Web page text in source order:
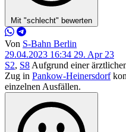
Mit "schlecht" bewerten
Von S-Bahn Berlin
29.04.2023 16:34 29. Apr 23
S2, S8 Aufgrund einer
Zug in Pankow-Heinersdorf
einzelnen Ausfällen.